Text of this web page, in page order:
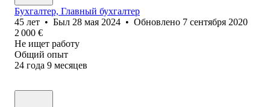
Бухгалтер, Главный бухгалтер
45 лет • Был 28 мая 2024 • Обновлено 7 сентября 2020
2 000 €
Не ищет работу
Общий опыт
24 года 9 месяцев